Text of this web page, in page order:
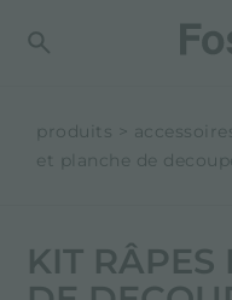
produits
et planche de
KIT RÂPES